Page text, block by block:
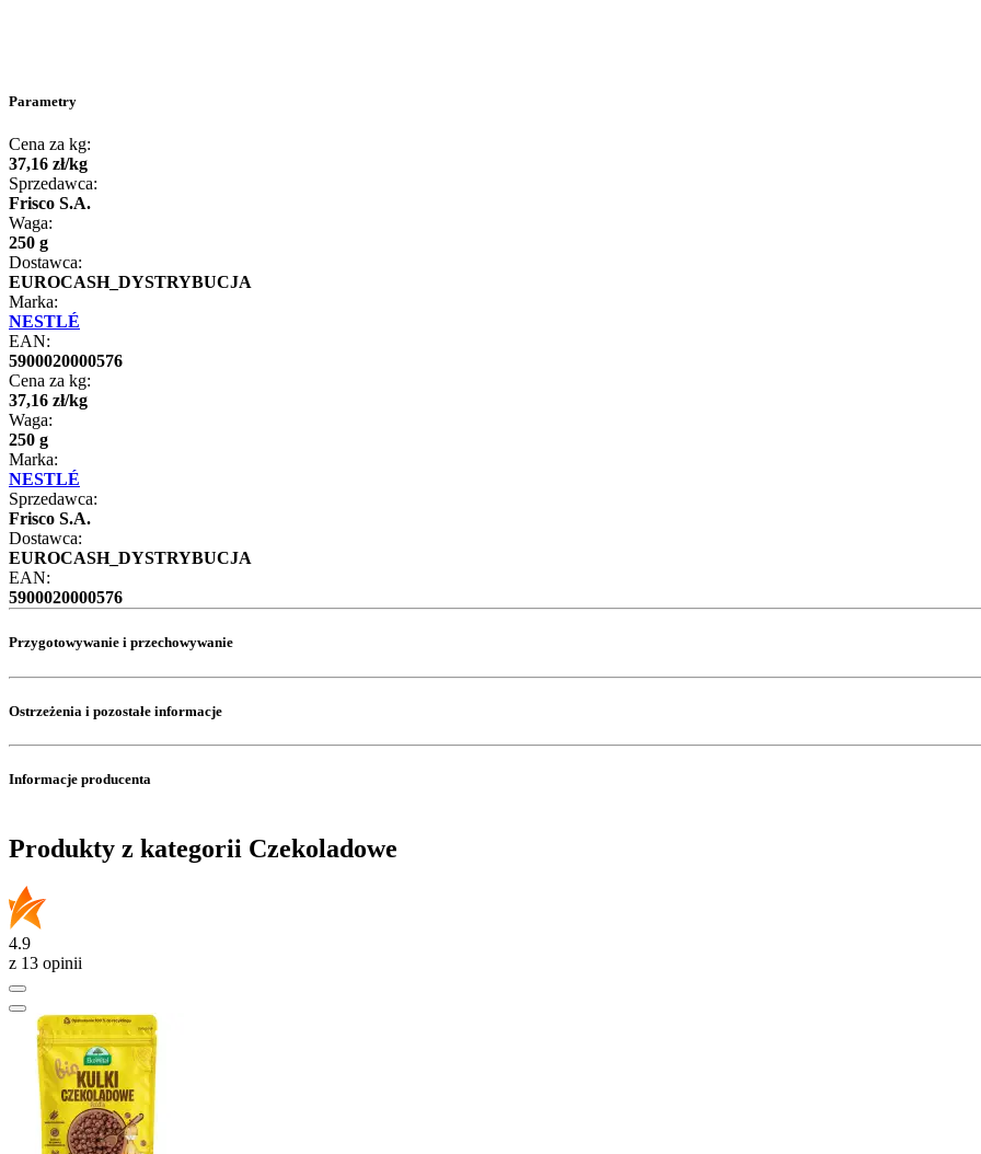
Parametry
Cena za kg:
37,16 zł/kg
Sprzedawca:
Frisco S.A.
Waga:
250 g
Dostawca:
EUROCASH_DYSTRYBUCJA
Marka:
NESTLÉ
EAN:
5900020000576
Cena za kg:
37,16 zł/kg
Waga:
250 g
Marka:
NESTLÉ
Sprzedawca:
Frisco S.A.
Dostawca:
EUROCASH_DYSTRYBUCJA
EAN:
5900020000576
Przygotowywanie i przechowywanie
Ostrzeżenia i pozostałe informacje
Informacje producenta
Produkty z kategorii Czekoladowe
4.9
z 13 opinii